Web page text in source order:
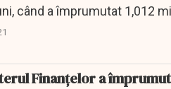
când a împrumutat 1,012
Finanţelor a